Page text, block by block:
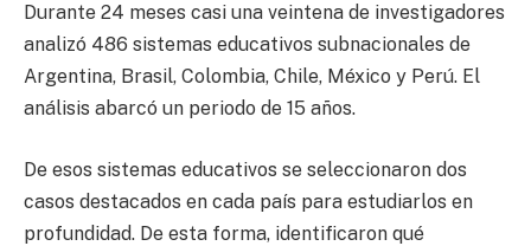
Durante 24 meses casi una veintena de investigadores
analizó 486 sistemas educativos subnacionales de
Argentina, Brasil, Colombia, Chile, México y Perú. El
análisis abarcó un periodo de 15 años.
De esos sistemas educativos se seleccionaron dos
casos destacados en cada país para estudiarlos en
profundidad. De esta forma, identificaron qué